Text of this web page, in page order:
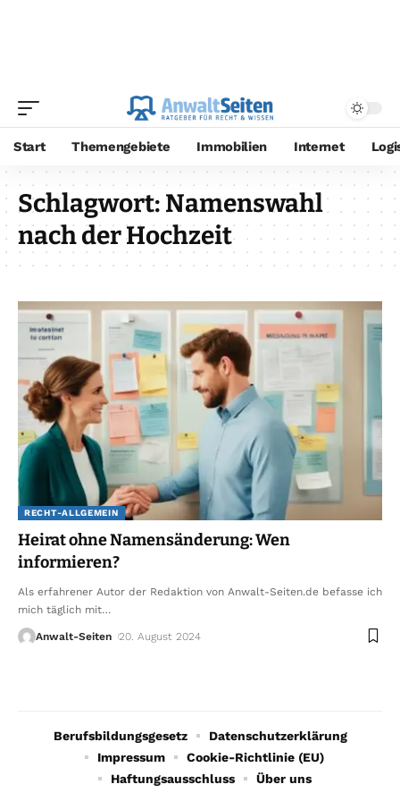
Start Themengebiete Immobilien Internet
Schlagwort: Namenswahl
nach der Hochzeit
RECHT-ALLGEMEIN
Heirat ohne Namensänderung: Wen
informieren?
Als erfahrener Autor der Redaktion von Anwalt-Seiten.de befasse ich
mich täglich mit…
Anwalt-Seiten 20. August 2024
Berufsbildungsgesetz
Datenschutzerklärung
Impressum
Cookie-Richtlinie (EU)
Haftungsausschluss
Über uns